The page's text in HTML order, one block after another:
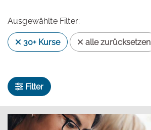
Ausgewählte Filter:
30+ Kurse alle zurücksetzen
Filter